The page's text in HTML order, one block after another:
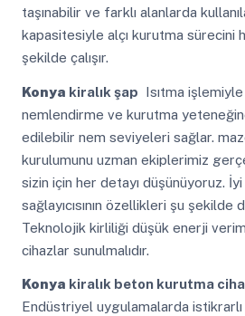
taşınabilir ve farklı alanlarda
kapasitesiyle alçı kurutma sürecini
şekilde çalışır.
Konya kiralık şap Isıtma
nemlendirme ve kurutma
edilebilir nem seviyeleri sağlar.
kurulumunu uzman ekiplerimiz
sizin için her detayı düşünüyoruz.
sağlayıcısının özellikleri şu
Teknolojik kirliliği düşük enerji
cihazlar sunulmalıdır.
Konya kiralık beton kurutma
Endüstriyel uygulamalarda